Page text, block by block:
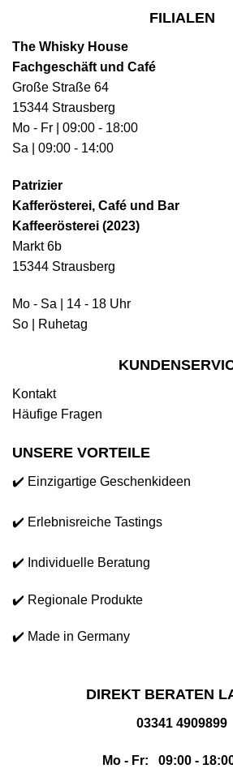
FILIALEN
The Whisky House
Fachgeschäft und Café
Große Straße 64
15344 Strausberg
Mo - Fr | 09:00 - 18:00
Sa | 09:00 - 14:00
Patrizier
Kafferösterei, Café und Bar
Kaffeerösterei (2023)
Markt 6b
15344 Strausberg
Mo - Sa | 14 - 18 Uhr
So | Ruhetag
Kontakt
Häufige Fragen
UNSERE VORTEILE
✔️ Einzigartige Geschenkideen
✔️ Erlebnisreiche Tastings
✔️ Individuelle Beratung
✔️ Regionale Produkte
✔️ Made in Germany
DIREKT BERATEN
03341 4909899
Mo - Fr: 09:00 -